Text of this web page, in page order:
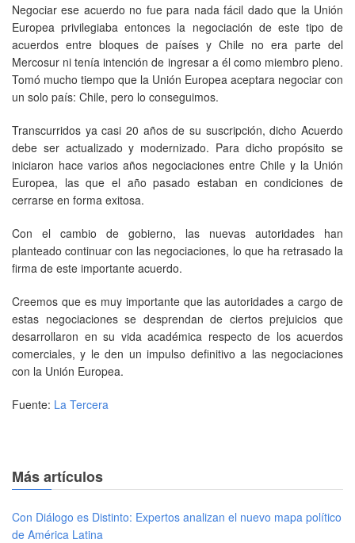
Negociar ese acuerdo no fue para nada fácil dado que la Unión
Europea privilegiaba entonces la negociación de este tipo de
acuerdos entre bloques de países y Chile no era parte del
Mercosur ni tenía intención de ingresar a él como miembro pleno.
Tomó mucho tiempo que la Unión Europea aceptara negociar con
un solo país: Chile, pero lo conseguimos.
Transcurridos ya casi 20 años de su suscripción, dicho Acuerdo
debe ser actualizado y modernizado. Para dicho propósito se
iniciaron hace varios años negociaciones entre Chile y la Unión
Europea, las que el año pasado estaban en condiciones de
cerrarse en forma exitosa.
Con el cambio de gobierno, las nuevas autoridades han
planteado continuar con las negociaciones, lo que ha retrasado la
firma de este importante acuerdo.
Creemos que es muy importante que las autoridades a cargo de
estas negociaciones se desprendan de ciertos prejuicios que
desarrollaron en su vida académica respecto de los acuerdos
comerciales, y le den un impulso definitivo a las negociaciones
con la Unión Europea.
Fuente: La Tercera
Más artículos
Con Diálogo es Distinto: Expertos analizan el nuevo mapa político
de América Latina